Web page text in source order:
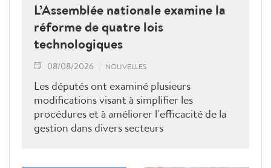
L’Assemblée nationale examine la
réforme de quatre lois
technologiques
08/08/2026 NOUVELLES
Les députés ont examiné plusieurs
modifications visant à simplifier les
procédures et à améliorer l’efficacité de la
gestion dans divers secteurs